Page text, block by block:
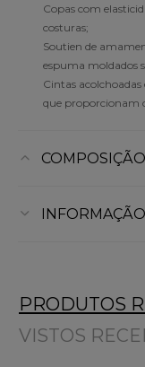
Copas com
costuras;
Soutien de
espuma moldados
Cintas
que proporcionam
PRODUTOS
VISTOS